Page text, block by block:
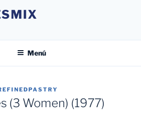
Menú
(3 Women) (1977)